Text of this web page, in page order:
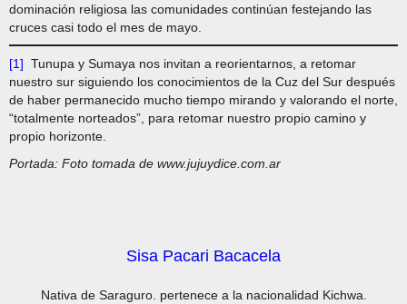
dominación religiosa las comunidades continúan festejando las
cruces casi todo el mes de mayo.
[1] Tunupa y Sumaya nos invitan a reorientarnos, a retomar
nuestro sur siguiendo los conocimientos de la Cuz del Sur después
de haber permanecido mucho tiempo mirando y valorando el norte,
“totalmente norteados”, para retomar nuestro propio camino y
propio horizonte.
Portada: Foto tomada de www.jujuydice.com.ar
Sisa Pacari Bacacela
Nativa de Saraguro. pertenece a la nacionalidad Kichwa.